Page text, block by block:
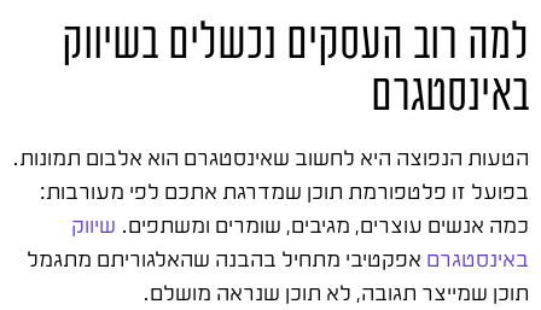
למה רוב העסקים נכשלים בשיווק
באינסטגרם
הטעות הנפוצה היא לחשוב שאינסטגרם הוא אלבום תמונות.
בפועל זו פלטפורמת תוכן שמדרגת אתכם לפי מעורבות:
כמה אנשים עוצרים, מגיבים, שומרים ומשתפים. שיווק
באינסטגרם אפקטיבי מתחיל בהבנה שהאלגוריתם מתגמל
תוכן שמייצר תגובה, לא תוכן שנראה מושלם.